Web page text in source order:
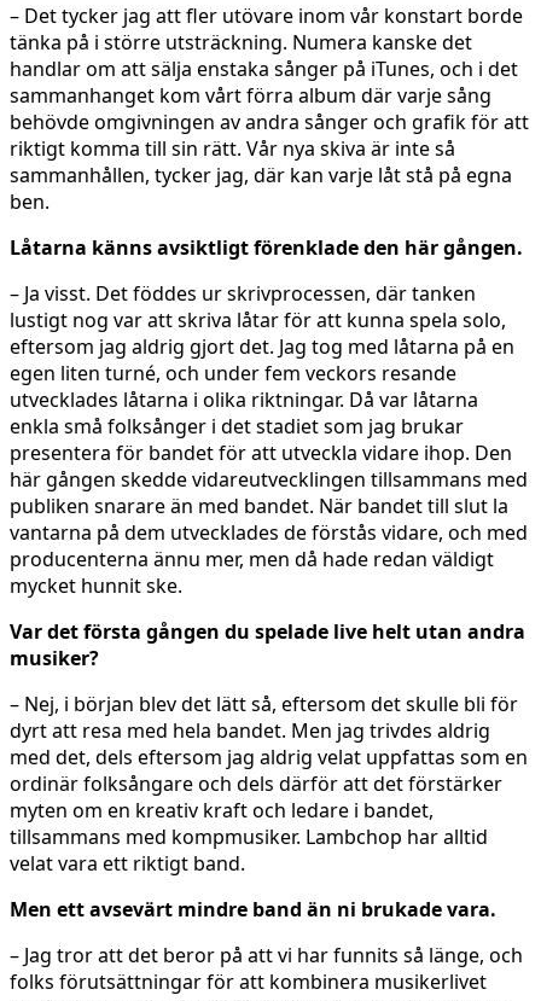
– Det tycker jag att fler utövare inom vår konstart borde
tänka på i större utsträckning. Numera kanske det
handlar om att sälja enstaka sånger på iTunes, och i det
sammanhanget kom vårt förra album där varje sång
behövde omgivningen av andra sånger och grafik för att
riktigt komma till sin rätt. Vår nya skiva är inte så
sammanhållen, tycker jag, där kan varje låt stå på egna
ben.
Låtarna känns avsiktligt förenklade den här gången.
– Ja visst. Det föddes ur skrivprocessen, där tanken
lustigt nog var att skriva låtar för att kunna spela solo,
eftersom jag aldrig gjort det. Jag tog med låtarna på en
egen liten turné, och under fem veckors resande
utvecklades låtarna i olika riktningar. Då var låtarna
enkla små folksånger i det stadiet som jag brukar
presentera för bandet för att utveckla vidare ihop. Den
här gången skedde vidareutvecklingen tillsammans med
publiken snarare än med bandet. När bandet till slut la
vantarna på dem utvecklades de förstås vidare, och med
producenterna ännu mer, men då hade redan väldigt
mycket hunnit ske.
Var det första gången du spelade live helt utan andra
musiker?
– Nej, i början blev det lätt så, eftersom det skulle bli för
dyrt att resa med hela bandet. Men jag trivdes aldrig
med det, dels eftersom jag aldrig velat uppfattas som en
ordinär folksångare och dels därför att det förstärker
myten om en kreativ kraft och ledare i bandet,
tillsammans med kompmusiker. Lambchop har alltid
velat vara ett riktigt band.
Men ett avsevärt mindre band än ni brukade vara.
– Jag tror att det beror på att vi har funnits så länge, och
folks förutsättningar för att kombinera musikerlivet